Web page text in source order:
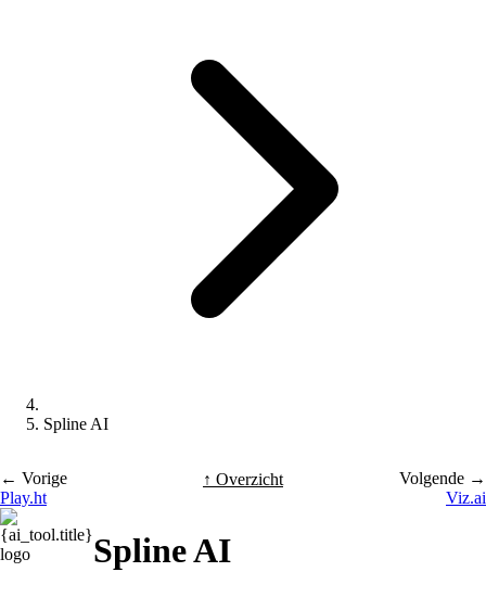
Spline AI
← Vorige
Play.ht
↑ Overzicht
Volgende →
Viz.ai
Spline AI